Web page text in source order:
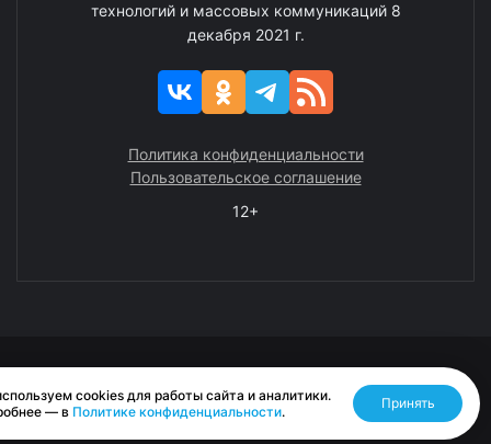
технологий и массовых коммуникаций 8
декабря 2021 г.
Политика конфиденциальности
Пользовательское соглашение
12+
Разработано RASA
cookies для работы сайта и аналитики.
— в Политике конфиденциальности.
Принять